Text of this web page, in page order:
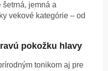
šetrná, jemná a
vekové kategórie – od
pokožku hlavy
tonikom aj pre